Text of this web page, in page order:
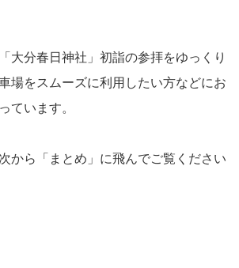
大分春日神社」初詣の参拝をゆっくり
場をスムーズに利用したい方などにお
ています。
から「まとめ」に飛んでご覧ください